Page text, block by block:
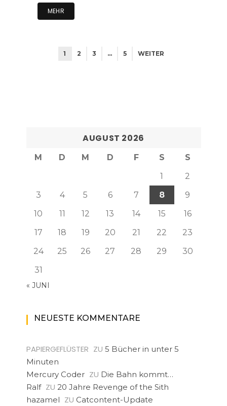
MEHR
1 2 3 … 5 WEITER
AUGUST 2026
M D M D F S
S
1
2
3
4 5 6 7 8
9
10
11 12 13 14 15
16
17
18 19 20 21 22
23
24
25 26 27 28 29
30
31
« JUNI
NEUESTE KOMMENTARE
PAPIERGEFLÜSTER ZU 5 Bücher in unter 5
Minuten
Mercury Coder ZU Die Bahn kommt…
Ralf ZU 20 Jahre Revenge of the Sith
hazamel ZU Catcontent-Update